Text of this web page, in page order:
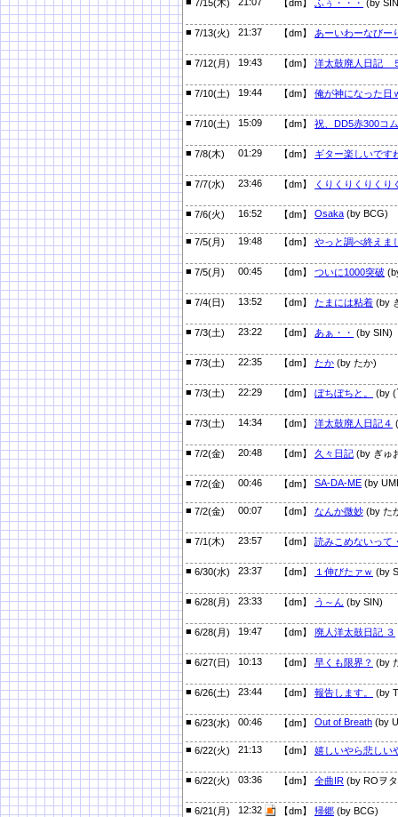
7/15(木) 【dm】 ふぅ・・・ (by
■ 7/13(火) 21:37 【dm】 あーいわーなびー
■ 7/12(月) 19:43 【dm】 洋太鼓廃人日記
■ 7/10(土) 19:44 【dm】 俺が神になった日
■ 7/10(土) 15:09 【dm】 祝、DD5赤300コ
■ 7/8(木) 01:29 【dm】 ギター楽しいです
■ 7/7(水) 23:46 【dm】 くりくりくりくり
■ 7/6(火) 16:52 【dm】 Osaka (by BCG)
■ 7/5(月) 19:48 【dm】 やっと調べ終えま
■ 7/5(月) 00:45 【dm】 ついに1000突破
■ 7/4(日) 13:52 【dm】 たまには粘着 (by
■ 7/3(土) 23:22 【dm】 あぁ・・ (by SIN)
■ 7/3(土) 22:35 【dm】 たか (by たか)
■ 7/3(土) 22:29 【dm】 ぼちぼちと。 (by
■ 7/3(土) 14:34 【dm】 洋太鼓廃人日記４
■ 7/2(金) 20:48 【dm】 久々日記 (by ぎゅ
■ 7/2(金) 00:46 【dm】 SA-DA-ME (by
■ 7/2(金) 00:07 【dm】 なんか微妙 (by た
■ 7/1(木) 23:57 【dm】 読みこめないって
■ 6/30(水) 23:37 【dm】 １伸びたァｗ (by
■ 6/28(月) 23:33 【dm】 う～ん (by SIN)
■ 6/28(月) 19:47 【dm】 廃人洋太鼓日記 ３
■ 6/27(日) 10:13 【dm】 早くも限界？ (by
■ 6/26(土) 23:44 【dm】 報告します。 (by
■ 6/23(水) 00:46 【dm】 Out of Breath (by
■ 6/22(火) 21:13 【dm】 嬉しいやら悲しい
■ 6/22(火) 03:36 【dm】 全曲IR (by ROヲ
■ 6/21(月) 12:32 【dm】 帰郷 (by BCG)